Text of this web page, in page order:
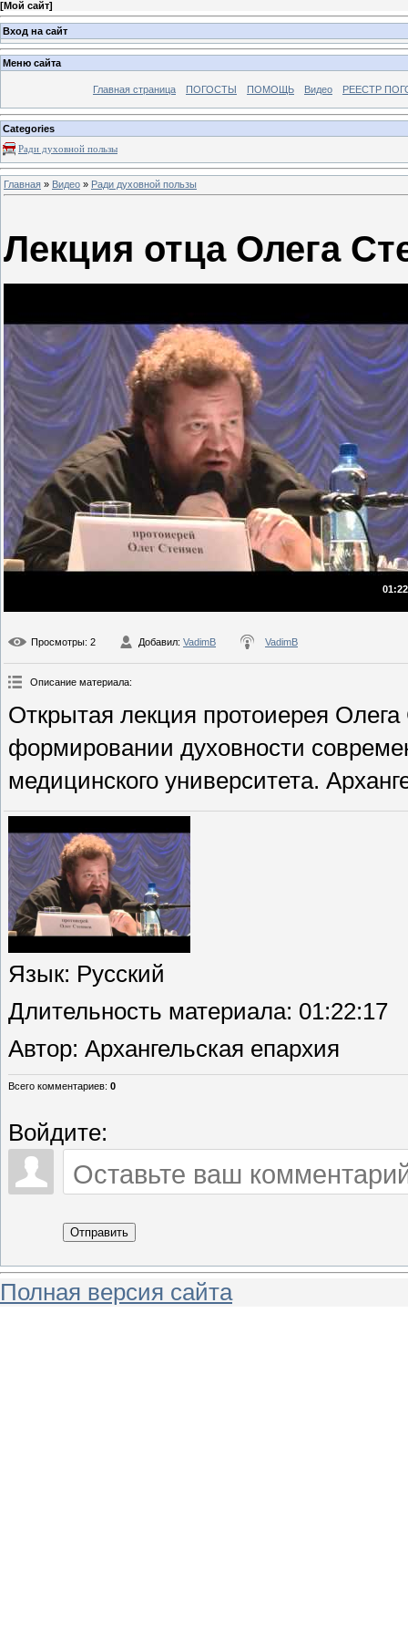
[Мой сайт]
Вход на сайт
Меню сайта
Главная страница ПОГОСТЫ ПОМОЩЬ Видео РЕЕСТР
Categories
Ради духовной пользы
Главная » Видео » Ради духовной пользы
Лекция отца Олега
Просмотры: 2 Добавил: VadimB VadimB
Описание материала:
Открытая лекция протоиерея
формировании духовности
медицинского университета.
Язык: Русский
Длительность материала: 01:22:17
Автор: Архангельская епархия
Всего комментариев: 0
Войдите:
Отправить
Полная версия сайта